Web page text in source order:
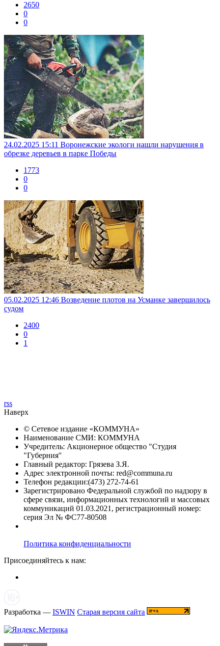
2650
0
0
24.02.2025 15:11 Воронежские экологи нашли нарушения в
обрезке деревьев в парке Победы
1773
0
0
05.02.2025 12:46 Возведение плотов на Усманке завершилось
судом
2400
0
1
rss
Наверх
© Сетевое издание «КОММУНА»
Наименование СМИ: КОММУНА
Учредитель: Акционерное общество "Студия
"Губерния"
Главный редактор: Грязева З.Я.
Адрес электронной почты: red@communa.ru
Телефон редакции:(473) 272-74-61
Зарегистрировано Федеральной службой по надзору в
сфере связи, информационных технологий и массовых
коммуникаций 01.03.2021, регистрационный номер:
серия Эл № ФС77-80508
Политика конфиденциальности
Присоединяйтесь к нам:
Разработка — ISWIN Старая версия сайта